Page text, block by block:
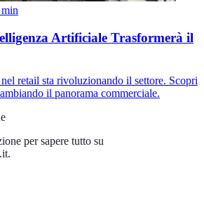
min
Artificiale Trasformerà il
retail sta rivoluzionando il settore. Scopri
il panorama commerciale.
per sapere tutto su
.